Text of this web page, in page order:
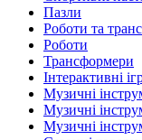
Пазли
Роботи та
Роботи
Трансформери
Інтерактивні
Музичні
Музичні
Музичні